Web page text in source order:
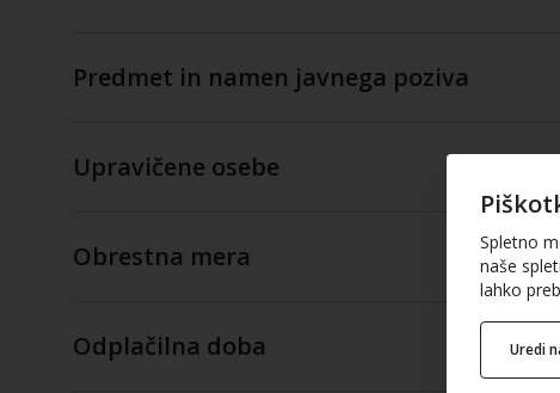
Predmet in namen javnega poziva
Upravičene osebe
Obrestna mera
Odplačilna doba
Spletno
naše
lahko
Uredi